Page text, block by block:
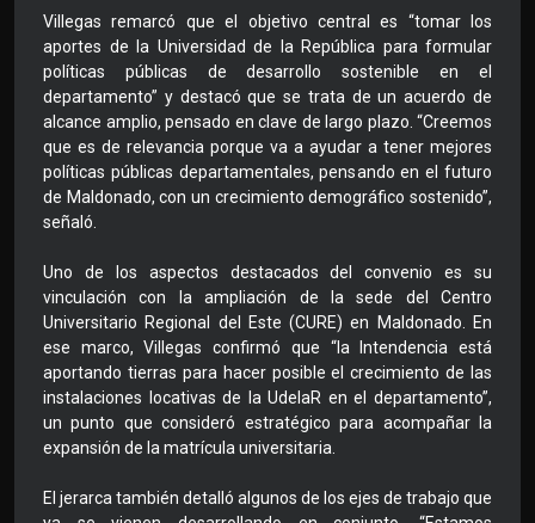
Villegas remarcó que el objetivo central es “tomar los
aportes de la Universidad de la República para formular
políticas públicas de desarrollo sostenible en el
departamento” y destacó que se trata de un acuerdo de
alcance amplio, pensado en clave de largo plazo. “Creemos
que es de relevancia porque va a ayudar a tener mejores
políticas públicas departamentales, pensando en el futuro
de Maldonado, con un crecimiento demográfico sostenido”,
señaló.
Uno de los aspectos destacados del convenio es su
vinculación con la ampliación de la sede del Centro
Universitario Regional del Este (CURE) en Maldonado. En
ese marco, Villegas confirmó que “la Intendencia está
aportando tierras para hacer posible el crecimiento de las
instalaciones locativas de la UdelaR en el departamento”,
un punto que consideró estratégico para acompañar la
expansión de la matrícula universitaria.
El jerarca también detalló algunos de los ejes de trabajo que